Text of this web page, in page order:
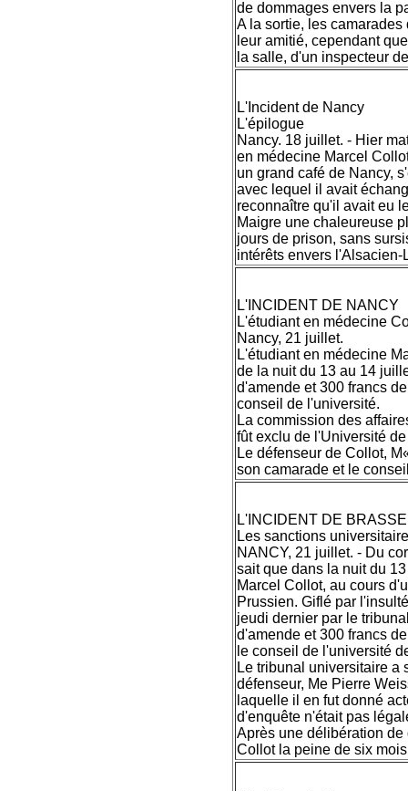
de dommages envers la
A la sortie, les
leur amitié, cependant
la salle, d'un inspecteur
L'Incident de Nancy
L'épilogue
Nancy. 18 juillet. - Hier
en médecine Marcel
un grand café de Nancy,
avec lequel il avait
reconnaître qu'il avait eu
Maigre une chaleureuse
jours de prison, sans
intérêts envers
L'INCIDENT DE NANCY
L'étudiant en médecine
Nancy, 21 juillet.
L'étudiant en médecine
de la nuit du 13 au 14
d'amende et 300 francs
conseil de l'université.
La commission des
fût exclu de l'Université
Le défenseur de Collot,
son camarade et le
L'INCIDENT DE
Les sanctions
NANCY, 21 juillet. - Du
sait que dans la nuit du
Marcel Collot, au cours
Prussien. Giflé par
jeudi dernier par le
d'amende et 300 francs
le conseil de l'université
Le tribunal universitaire a
défenseur, Me Pierre
laquelle il en fut donné
d'enquête n'était pas
Après une délibération
Collot la peine de six